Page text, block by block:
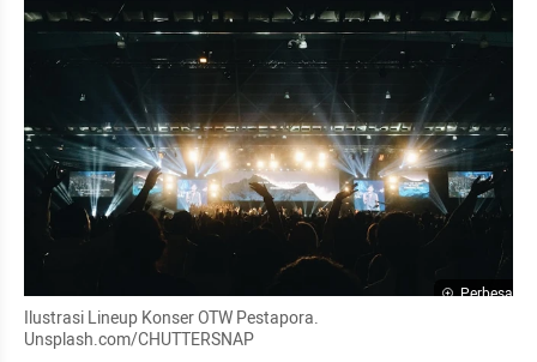
Perbesar
Ilustrasi Lineup Konser OTW Pestapora.
Unsplash.com/CHUTTERSNAP